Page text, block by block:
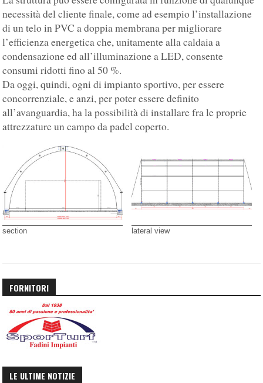
necessità del cliente finale, come ad esempio l’installazione
di un telo in PVC a doppia membrana per migliorare
l’efficienza energetica che, unitamente alla caldaia a
condensazione ed all’illuminazione a LED, consente
consumi ridotti fino al 50 %.
Da oggi, quindi, ogni di impianto sportivo, per essere
concorrenziale, e anzi, per poter essere definito
all’avanguardia, ha la possibilità di installare fra le proprie
attrezzature un campo da padel coperto.
section lateral view
FORNITORI
LE ULTIME NOTIZIE